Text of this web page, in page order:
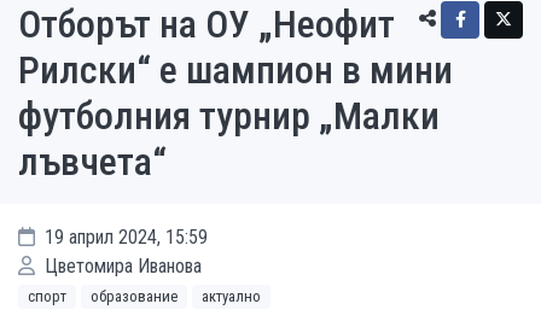
Отборът на ОУ „Неофит
Рилски“ е шампион в мини
футболния турнир „Малки
лъвчета“
19 април 2024, 15:59
Цветомира Иванова
спорт образование актуално